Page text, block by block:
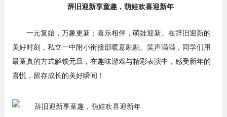
辞旧迎新享童趣，萌娃欢喜迎新年
一元复始，万象更新；喜乐相伴，萌娃迎新。在辞旧迎新的
美好时刻，私立一中附小衔接部暖意融融、笑声满满，同学们用
最童真的方式解锁元旦，在趣味游戏与精彩表演中，感受新年的
喜悦，留存成长的美好瞬间！